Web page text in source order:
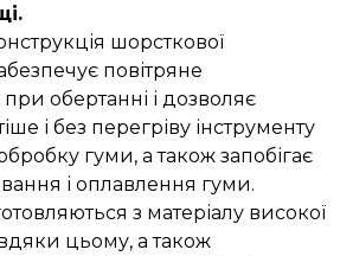
шорсткової
повітряне
обертанні і дозволяє
і без перегріву інструменту
гуми, а також запобігає
і оплавлення гуми.
з матеріалу високої
цьому, а також